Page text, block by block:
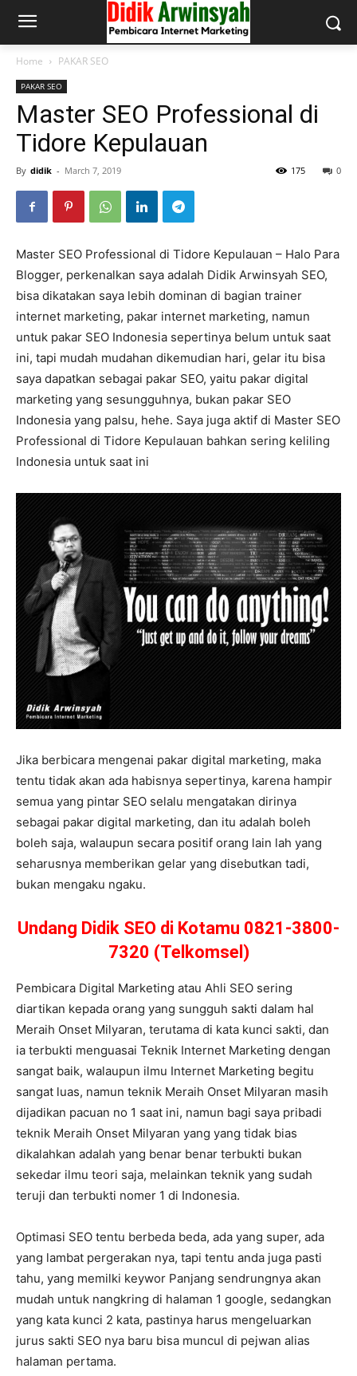
Home PAKAR SEO
PAKAR SEO
Master SEO Professional di
Tidore Kepulauan
By didik - March 7, 2019 0
175
Master SEO Professional di Tidore Kepulauan – Halo Para
Blogger, perkenalkan saya adalah Didik Arwinsyah SEO,
bisa dikatakan saya lebih dominan di bagian trainer
internet marketing, pakar internet marketing, namun
untuk pakar SEO Indonesia sepertinya belum untuk saat
ini, tapi mudah mudahan dikemudian hari, gelar itu bisa
saya dapatkan sebagai pakar SEO, yaitu pakar digital
marketing yang sesungguhnya, bukan pakar SEO
Indonesia yang palsu, hehe. Saya juga aktif di Master SEO
Professional di Tidore Kepulauan bahkan sering keliling
Indonesia untuk saat ini
Jika berbicara mengenai pakar digital marketing, maka
tentu tidak akan ada habisnya sepertinya, karena hampir
semua yang pintar SEO selalu mengatakan dirinya
sebagai pakar digital marketing, dan itu adalah boleh
boleh saja, walaupun secara positif orang lain lah yang
seharusnya memberikan gelar yang disebutkan tadi,
bukan mengaku ngaku.
Undang Didik SEO di Kotamu 0821-3800-
7320 (Telkomsel)
Pembicara Digital Marketing atau Ahli SEO sering
diartikan kepada orang yang sungguh sakti dalam hal
Meraih Onset Milyaran, terutama di kata kunci sakti, dan
ia terbukti menguasai Teknik Internet Marketing dengan
sangat baik, walaupun ilmu Internet Marketing begitu
sangat luas, namun teknik Meraih Onset Milyaran masih
dijadikan pacuan no 1 saat ini, namun bagi saya pribadi
teknik Meraih Onset Milyaran yang yang tidak bias
dikalahkan adalah yang benar benar terbukti bukan
sekedar ilmu teori saja, melainkan teknik yang sudah
teruji dan terbukti nomer 1 di Indonesia.
Optimasi SEO tentu berbeda beda, ada yang super, ada
yang lambat pergerakan nya, tapi tentu anda juga pasti
tahu, yang memilki keywor Panjang sendrungnya akan
mudah untuk nangkring di halaman 1 google, sedangkan
yang kata kunci 2 kata, pastinya harus mengeluarkan
jurus sakti SEO nya baru bisa muncul di pejwan alias
halaman pertama.